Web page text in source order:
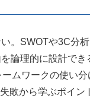
。SWOTや3C分
論理的に設計で
ムワークの使い分
敗から学ぶポイ